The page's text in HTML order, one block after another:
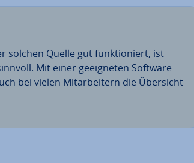
solchen Quelle gut funk­tio­niert, ist
Mit einer ge­eig­ne­ten Software
bei vielen Mit­ar­bei­tern die Übersicht